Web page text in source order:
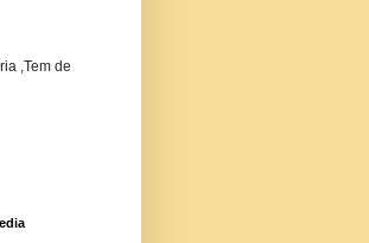
,Tem de